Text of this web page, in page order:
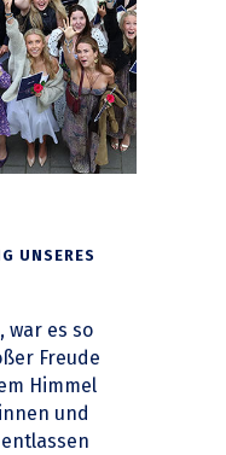
UNSERES
war es so
Freude
Himmel
und